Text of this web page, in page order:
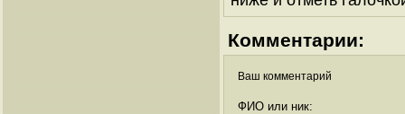
Комментарии:
Ваш комментарий
ФИО или ник: